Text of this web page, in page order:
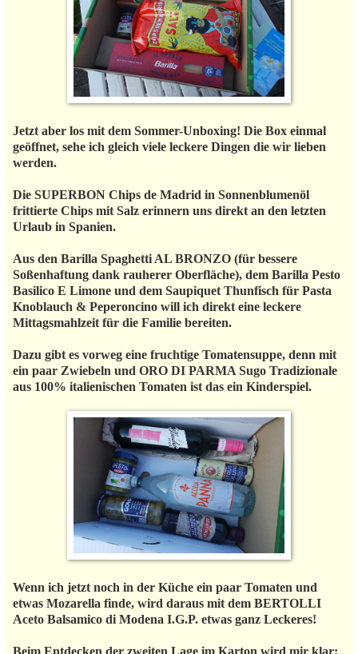
Jetzt aber los mit dem Sommer-Unboxing! Die Box einmal
geöffnet, sehe ich gleich viele leckere Dingen die wir lieben
werden.
Die SUPERBON Chips de Madrid in Sonnenblumenöl
frittierte Chips mit Salz erinnern uns direkt an den letzten
Urlaub in Spanien.
Aus den Barilla Spaghetti AL BRONZO (für bessere
Soßenhaftung dank rauherer Oberfläche), dem Barilla Pesto
Basilico E Limone und dem Saupiquet Thunfisch für Pasta
Knoblauch & Peperoncino will ich direkt eine leckere
Mittagsmahlzeit für die Familie bereiten.
Dazu gibt es vorweg eine fruchtige Tomatensuppe, denn mit
ein paar Zwiebeln und ORO DI PARMA Sugo Tradizionale
aus 100% italienischen Tomaten ist das ein Kinderspiel.
Wenn ich jetzt noch in der Küche ein paar Tomaten und
etwas Mozarella finde, wird daraus mit dem BERTOLLI
Aceto Balsamico di Modena I.G.P. etwas ganz Leckeres!